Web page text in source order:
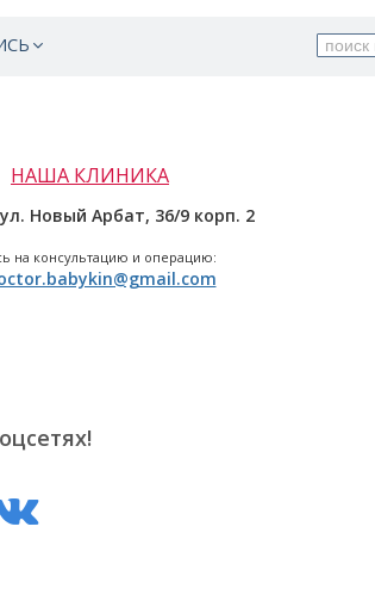
НАША КЛИНИКА
Новый Арбат, 36/9 корп. 2
на консультацию и операцию: